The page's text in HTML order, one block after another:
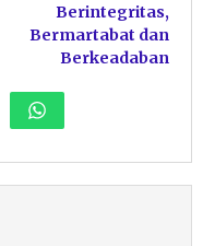
Berintegritas,
Bermartabat dan
Berkeadaban